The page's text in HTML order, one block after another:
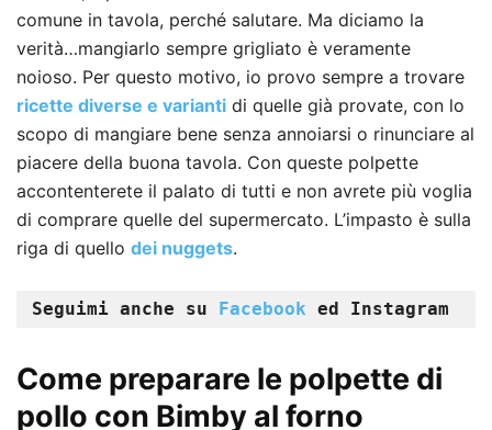
comune in tavola, perché salutare. Ma diciamo la
verità…mangiarlo sempre grigliato è veramente
noioso. Per questo motivo, io provo sempre a trovare
ricette diverse e varianti di quelle già provate, con lo
scopo di mangiare bene senza annoiarsi o rinunciare al
piacere della buona tavola. Con queste polpette
accontenterete il palato di tutti e non avrete più voglia
di comprare quelle del supermercato. L’impasto è sulla
riga di quello dei nuggets.
Seguimi anche su Facebook ed Instagram
Come preparare le polpette di
pollo con Bimby al forno